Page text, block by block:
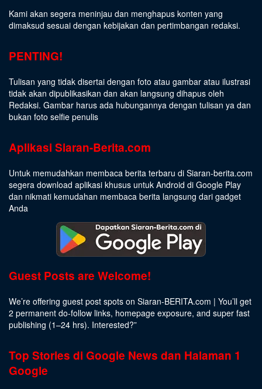
Kami akan segera meninjau dan menghapus konten yang
dimaksud sesuai dengan kebijakan dan pertimbangan redaksi.
PENTING!
Tulisan yang tidak disertai dengan foto atau gambar atau ilustrasi
tidak akan dipublikasikan dan akan langsung dihapus oleh
Redaksi. Gambar harus ada hubungannya dengan tulisan ya dan
bukan foto selfie penulis
Aplikasi Siaran-Berita.com
Untuk memudahkan membaca berita terbaru di Siaran-berita.com
segera download aplikasi khusus untuk Android di Google Play
dan nikmati kemudahan membaca berita langsung dari gadget
Anda
Guest Posts are Welcome!
We’re offering guest post spots on Siaran-BERITA.com | You’ll get
2 permanent do-follow links, homepage exposure, and super fast
publishing (1–24 hrs). Interested?”
Top Stories di Google News dan Halaman 1
Google